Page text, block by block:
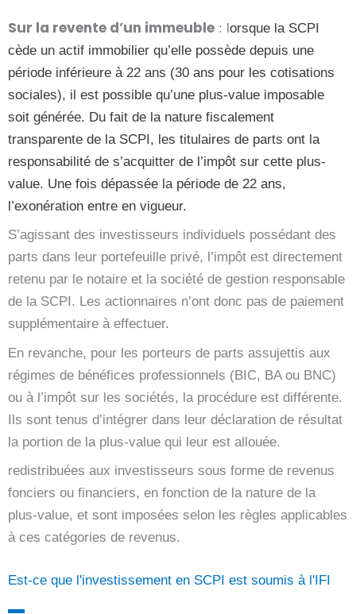
Sur la revente d’un immeuble : lorsque la SCPI
cède un actif immobilier qu’elle possède depuis une
période inférieure à 22 ans (30 ans pour les cotisations
sociales), il est possible qu’une plus-value imposable
soit générée. Du fait de la nature fiscalement
transparente de la SCPI, les titulaires de parts ont la
responsabilité de s’acquitter de l’impôt sur cette plus-
value. Une fois dépassée la période de 22 ans,
l’exonération entre en vigueur.
S’agissant des investisseurs individuels possédant des
parts dans leur portefeuille privé, l’impôt est directement
retenu par le notaire et la société de gestion responsable
de la SCPI. Les actionnaires n’ont donc pas de paiement
supplémentaire à effectuer.
En revanche, pour les porteurs de parts assujettis aux
régimes de bénéfices professionnels (BIC, BA ou BNC)
ou à l’impôt sur les sociétés, la procédure est différente.
Ils sont tenus d’intégrer dans leur déclaration de résultat
la portion de la plus-value qui leur est allouée.
redistribuées aux investisseurs sous forme de revenus
fonciers ou financiers, en fonction de la nature de la
plus-value, et sont imposées selon les règles applicables
à ces catégories de revenus.
Est-ce que l'investissement en SCPI est soumis à l'IFI